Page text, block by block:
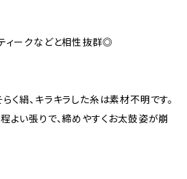
ィークなどと相性抜群◎
く絹、キラキラした糸は素材不明です。
よい張りで、締めやすくお太鼓姿が崩